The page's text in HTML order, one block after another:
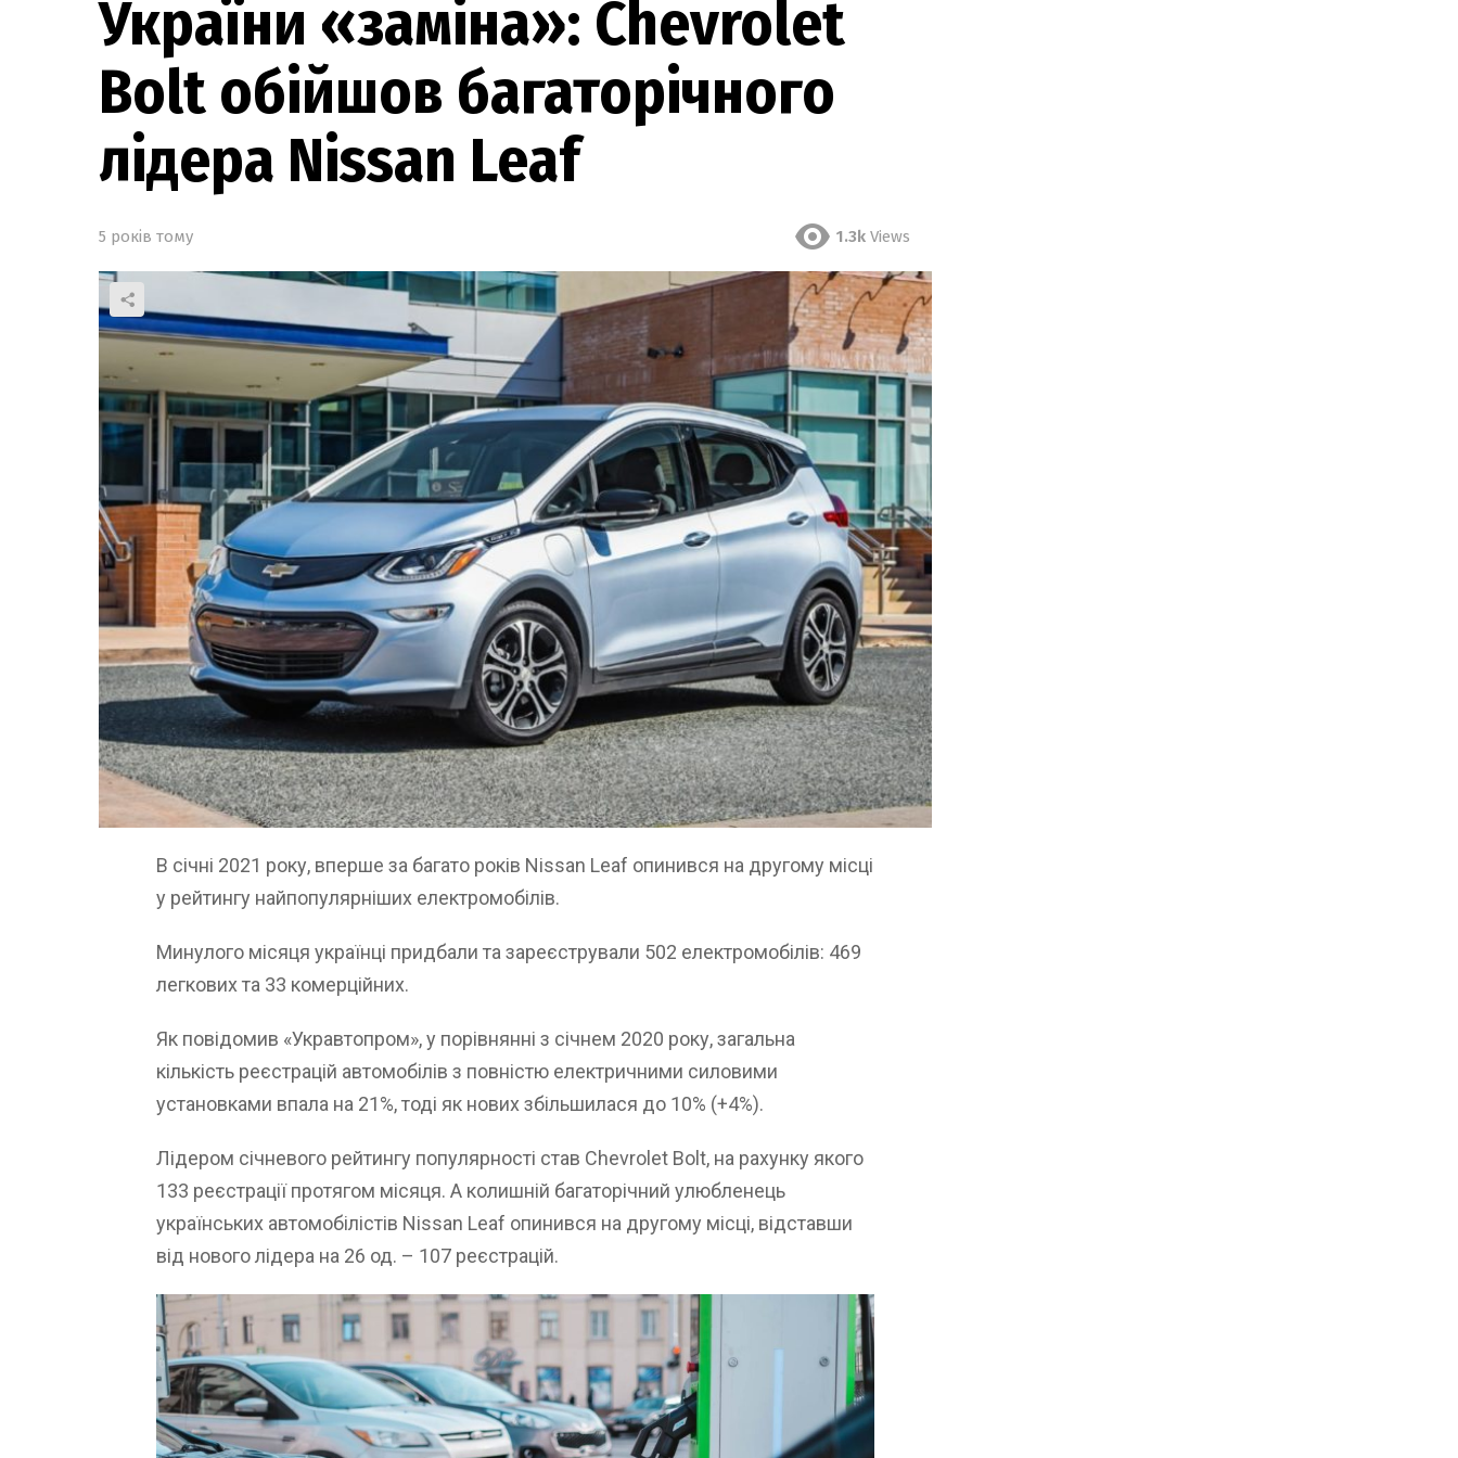
України «заміна»: Chevrolet
Bolt обійшов багаторічного
лідера Nissan Leaf
5 років тому 1.3k Views
В січні 2021 року, вперше за багато років Nissan Leaf опинився на другому місці
у рейтингу найпопулярніших електромобілів.
Минулого місяця українці придбали та зареєстрували 502 електромобілів: 469
легкових та 33 комерційних.
Як повідомив «Укравтопром», у порівнянні з січнем 2020 року, загальна
кількість реєстрацій автомобілів з повністю електричними силовими
установками впала на 21%, тоді як нових збільшилася до 10% (+4%).
Лідером січневого рейтингу популярності став Chevrolet Bolt, на рахунку якого
133 реєстрації протягом місяця. А колишній багаторічний улюбленець
українських автомобілістів Nissan Leaf опинився на другому місці, відставши
від нового лідера на 26 од. – 107 реєстрацій.